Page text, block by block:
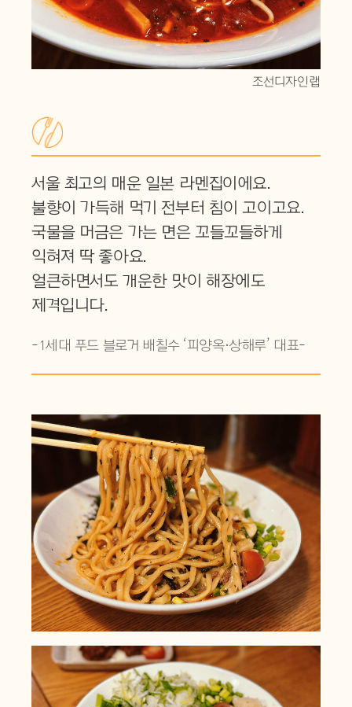
조선디자인랩
서울 최고의 매운 일본 라멘집이에요.
불향이 가득해 먹기 전부터 침이 고이고요.
국물을 머금은 가는 면은 꼬들꼬들하게
익혀져 딱 좋아요.
얼큰하면서도 개운한 맛이 해장에도
제격입니다.
-1세대 푸드 블로거 배칠수 ‘피양옥·상해루’ 대표-